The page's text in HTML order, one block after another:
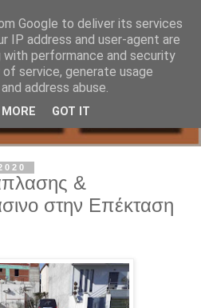
&
στην Επέκταση
Google to deliver its services
IP address and user-agent are
with performance and security
service, generate usage
address abuse.
GOT IT